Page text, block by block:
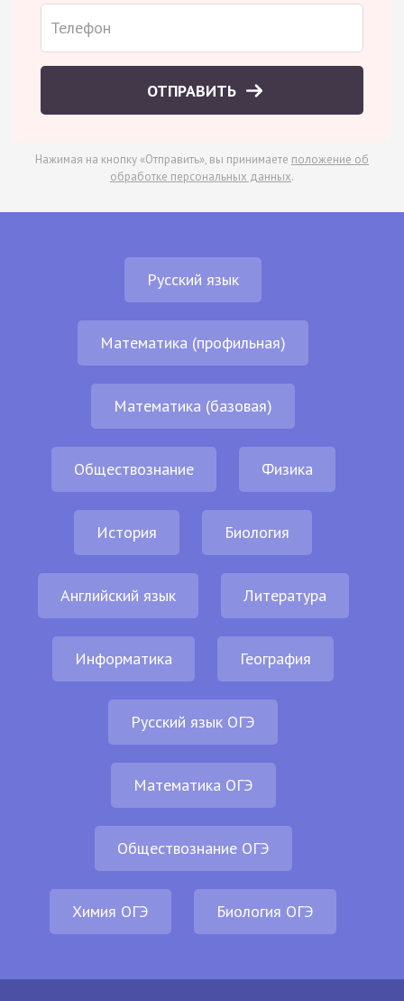
ОТПРАВИТЬ
Нажимая на кнопку «Отправить», вы принимаете положение об
обработке персональных данных.
Русский язык
Математика (профильная)
Математика (базовая)
Обществознание Физика
История Биология
Английский язык Литература
Информатика География
Русский язык ОГЭ
Математика ОГЭ
Обществознание ОГЭ
Химия ОГЭ Биология ОГЭ